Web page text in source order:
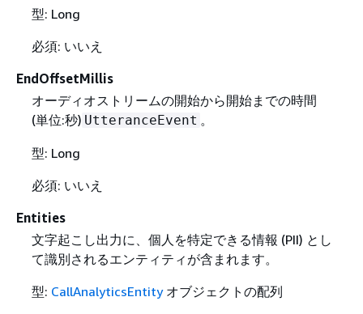
型: Long
必須: いいえ
EndOffsetMillis
オーディオストリームの開始から開始までの時間
(単位:秒) UtteranceEvent 。
型: Long
必須: いいえ
Entities
文字起こし出力に、個人を特定できる情報 (PII) とし
て識別されるエンティティが含まれます。
型: CallAnalyticsEntityオブジェクトの配列